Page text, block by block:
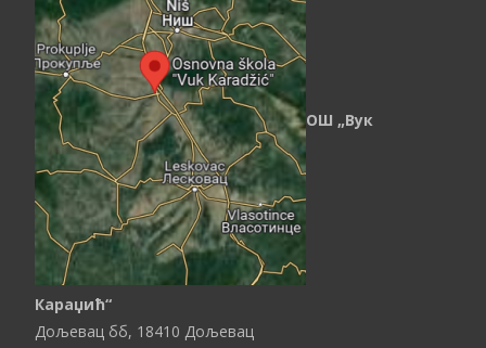
ОШ „Вук
Караџић“
Дољевац бб, 18410 Дољевац